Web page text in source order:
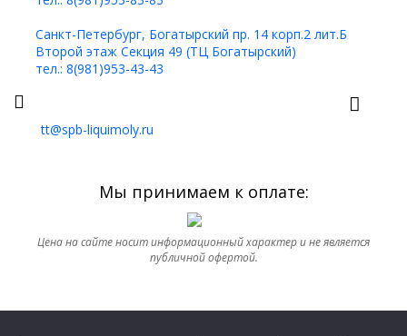
Санкт-Петербург, Богатырский пр. 14 корп.2 лит.Б
Второй этаж Секция 49 (ТЦ Богатырский)
тел.: 8(981)953-43-43
tt@spb-liquimoly.ru
Мы принимаем к оплате:
Цена на сайте носит информационный характер и не является
публичной офертой.